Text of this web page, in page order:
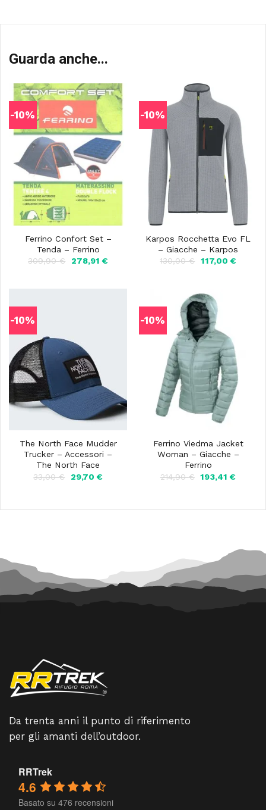
Guarda anche...
-10%
Ferrino Confort Set –
Tenda – Ferrino
309,90€
Il
278,91 €Il
-10%
Karpos Rocchetta Evo FL
– Giacche – Karpos
130,00€
Il
130,00 €.
117,00 €Il
-10%
The North Face Mudder
Trucker – Accessori –
The North Face
33,00€
Il
33,00 €.
29,70 €Il
29,70 €.
-10%
Ferrino Viedma Jacket
Woman – Giacche –
Ferrino
214,90€ Il
214,90 €.
193,41€Il
193,41
Da trenta anni il punto di riferimento
per gli amanti dell’outdoor.
RRTrek
4.6
Basato su 476 recensioni